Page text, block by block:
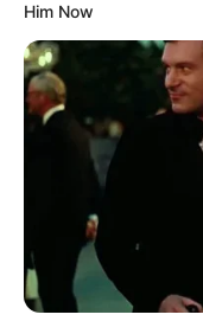
Auf einigen Seiten
Angebote integriert.
gekauft wird, ist das
dadurch der Preis
Him Now